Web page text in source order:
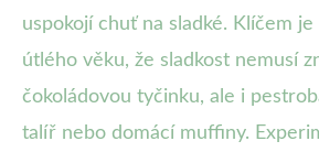
uspokojí chuť na sladké. Klíčem
útlého věku, že sladkost nemusí
čokoládovou tyčinku, ale i
talíř nebo domácí muffiny.